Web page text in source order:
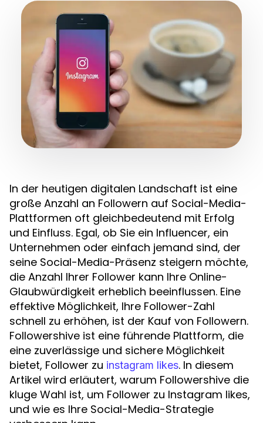
In der heutigen digitalen Landschaft ist eine
große Anzahl an Followern auf Social-Media-
Plattformen oft gleichbedeutend mit Erfolg
und Einfluss. Egal, ob Sie ein Influencer, ein
Unternehmen oder einfach jemand sind, der
seine Social-Media-Präsenz steigern möchte,
die Anzahl Ihrer Follower kann Ihre Online-
Glaubwürdigkeit erheblich beeinflussen. Eine
effektive Möglichkeit, Ihre Follower-Zahl
schnell zu erhöhen, ist der Kauf von Followern.
Followershive ist eine führende Plattform, die
eine zuverlässige und sichere Möglichkeit
bietet, Follower zu instagram likes. In diesem
Artikel wird erläutert, warum Followershive die
kluge Wahl ist, um Follower zu Instagram likes,
und wie es Ihre Social-Media-Strategie